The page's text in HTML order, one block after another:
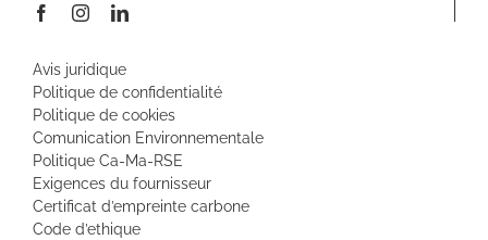
Avis juridique
Politique de confidentialité
Politique de cookies
Comunication Environnementale
Politique Ca-Ma-RSE
Exigences du fournisseur
Certificat d’empreinte carbone
Code d’ethique